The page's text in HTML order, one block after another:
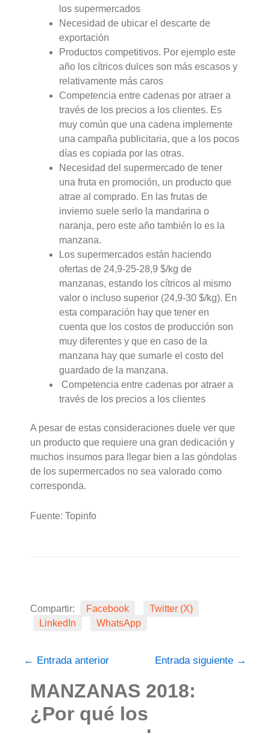
los supermercados
Necesidad de ubicar el descarte de
exportación
Productos competitivos. Por ejemplo este
año los cítricos dulces son más escasos y
relativamente más caros
Competencia entre cadenas por atraer a
través de los precios a los clientes. Es
muy común que una cadena implemente
una campaña publicitaria, que a los pocos
días es copiada por las otras.
Necesidad del supermercado de tener
una fruta en promoción, un producto que
atrae al comprado. En las frutas de
invierno suele serlo la mandarina o
naranja, pero este año también lo es la
manzana.
Los supermercados están haciendo
ofertas de 24,9-25-28,9 $/kg de
manzanas, estando los cítricos al mismo
valor o incluso superior (24,9-30 $/kg). En
esta comparación hay que tener en
cuenta que los costos de producción son
muy diferentes y que en caso de la
manzana hay que sumarle el costo del
guardado de la manzana.
Competencia entre cadenas por atraer a
través de los precios a los clientes
A pesar de estas consideraciones duele ver que
un producto que requiere una gran dedicación y
muchos insumos para llegar bien a las góndolas
de los supermercados no sea valorado como
corresponda.
Fuente: Topinfo
Compartir: Facebook
Twitter (X)
LinkedIn
WhatsApp
← Entrada anterior Entrada siguiente →
MANZANAS 2018:
¿Por qué los